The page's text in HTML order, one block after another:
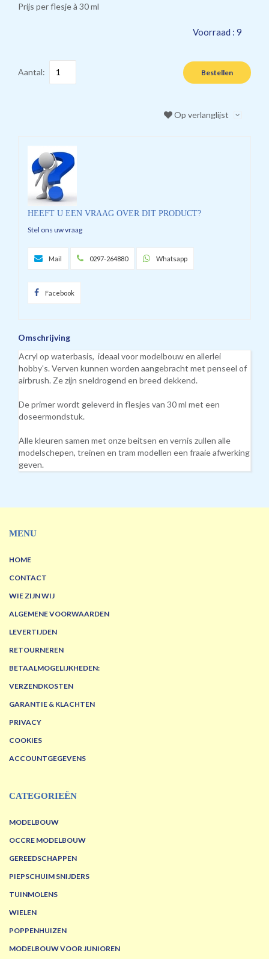
Prijs per flesje à 30 ml
Voorraad : 9
Aantal: Bestellen
Op verlanglijst
HEEFT U EEN VRAAG OVER DIT PRODUCT?
Stel ons uw vraag
Mail 0297-264880 Whatsapp
Facebook
Omschrijving
Acryl op waterbasis, ideaal voor modelbouw en allerlei
hobby's. Verven kunnen worden aangebracht met penseel of
airbrush. Ze zijn sneldrogend en breed dekkend.
De primer wordt geleverd in flesjes van 30 ml met een
doseermondstuk.
Alle kleuren samen met onze beitsen en vernis zullen alle
modelschepen, treinen en tram modellen een fraaie afwerking
geven.
MENU
HOME
CONTACT
WIE ZIJN WIJ
ALGEMENE VOORWAARDEN
LEVERTIJDEN
RETOURNEREN
BETAALMOGELIJKHEDEN:
VERZENDKOSTEN
GARANTIE & KLACHTEN
PRIVACY
COOKIES
ACCOUNTGEGEVENS
CATEGORIEËN
MODELBOUW
OCCRE MODELBOUW
GEREEDSCHAPPEN
PIEPSCHUIM SNIJDERS
TUINMOLENS
WIELEN
POPPENHUIZEN
MODELBOUW VOOR JUNIOREN